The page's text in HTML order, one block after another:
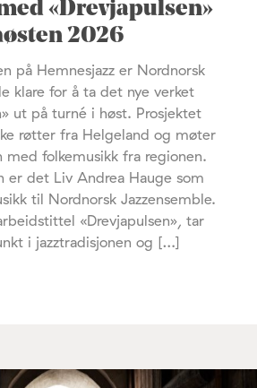
«Drevjapulsen»
2026
på Hemnesjazz er Nordnorsk
klare for å ta det nye verket
ut på turné i høst. Prosjektet
røtter fra Helgeland og møter
med folkemusikk fra regionen.
er det Liv Andrea Hauge som
til Nordnorsk Jazzensemble.
«Drevjapulsen», tar
i jazztradisjonen og […]